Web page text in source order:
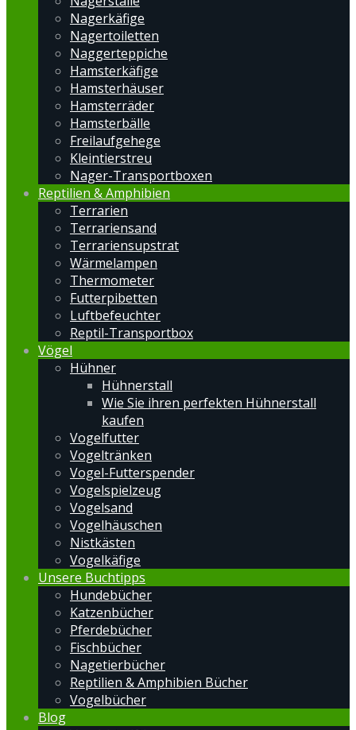
Nagerkäfige
Nagertoiletten
Naggerteppiche
Hamsterkäfige
Hamsterhäuser
Hamsterräder
Hamsterbälle
Freilaufgehege
Kleintierstreu
Nager-Transportboxen
Reptilien & Amphibien
Terrarien
Terrariensand
Terrariensupstrat
Wärmelampen
Thermometer
Futterpibetten
Luftbefeuchter
Reptil-Transportbox
Vögel
Hühner
Hühnerstall
Wie Sie ihren perfekten Hühnerstall
kaufen
Vogelfutter
Vogeltränken
Vogel-Futterspender
Vogelspielzeug
Vogelsand
Vogelhäuschen
Nistkästen
Vogelkäfige
Unsere Buchtipps
Hundebücher
Katzenbücher
Pferdebücher
Fischbücher
Nagetierbücher
Reptilien & Amphibien Bücher
Vogelbücher
Blog